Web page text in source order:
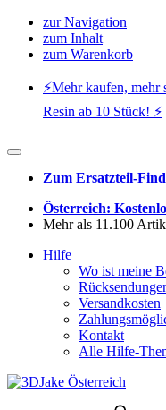
zur Navigation
zum Inhalt
zum Warenkorb
⚡️Mehr kaufen,
Resin ab 10 Stück! ⚡️
Zum Ersatzteil-
Österreich:
Mehr als 11.100
Hilfe
Wo ist meine
Versandkosten
Kontakt
Alle Hilfe-